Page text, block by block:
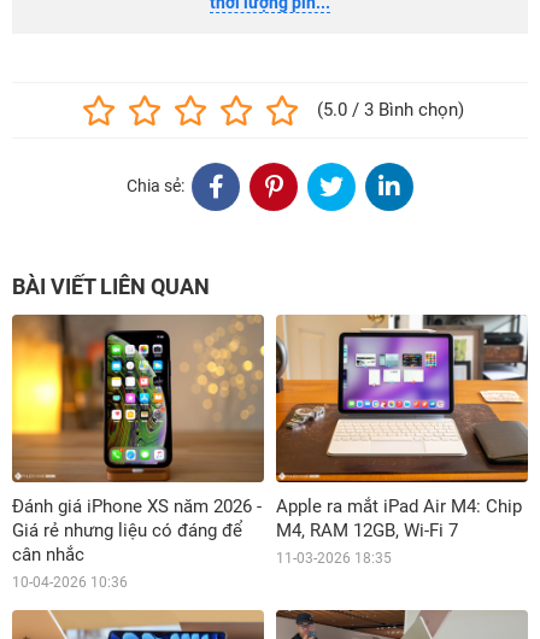
(5.0 / 3 Bình chọn)
Chia sẻ:
BÀI VIẾT LIÊN QUAN
Đánh giá iPhone XS năm 2026 -
Giá rẻ nhưng liệu có đáng để
cân nhắc
10-04-2026 10:36
Apple ra mắt iPad Air M4: Chip
M4, RAM 12GB, Wi-Fi 7
11-03-2026 18:35